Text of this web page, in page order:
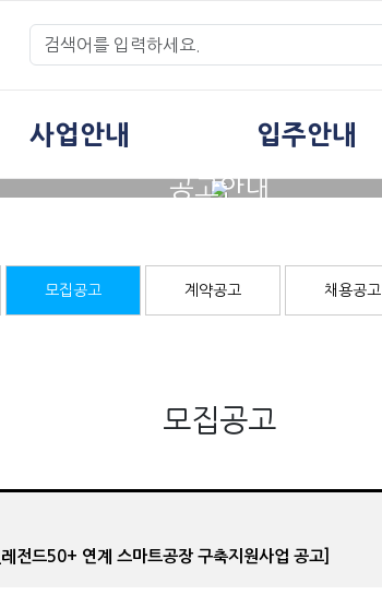
사업안내 입주안내
공고안내
모집공고 계약공고 채용공고
모집공고
드50+ 연계 스마트공장 구축지원사업 공고]